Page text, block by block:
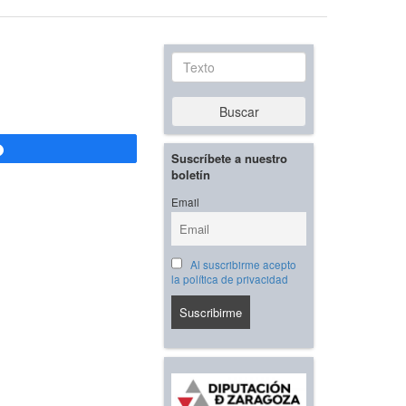
Texto
Buscar
Suscríbete a nuestro
boletín
Email
Al suscribirme acepto
la política de privacidad